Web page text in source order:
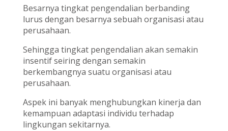
Besarnya tingkat pengendalian berbanding
lurus dengan besarnya sebuah organisasi atau
perusahaan.
Sehingga tingkat pengendalian akan semakin
insentif seiring dengan semakin
berkembangnya suatu organisasi atau
perusahaan.
Aspek ini banyak menghubungkan kinerja dan
kemampuan adaptasi individu terhadap
lingkungan sekitarnya.